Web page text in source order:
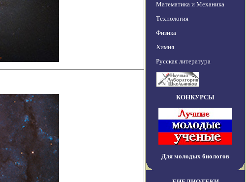
Математика и Механика
Технология
Физика
Химия
Русская литература
КОНКУРСЫ
Для молодых биологов